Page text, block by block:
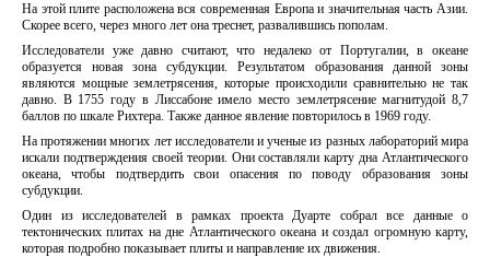
На этой плите расположена вся современная Европа и значительная часть Азии.
Скорее всего, через много лет она треснет, развалившись пополам.
Исследователи уже давно считают, что недалеко от Португалии, в океане
образуется новая зона субдукции. Результатом образования данной зоны
являются мощные землетрясения, которые происходили сравнительно не так
давно. В 1755 году в Лиссабоне имело место землетрясение магнитудой 8,7
баллов по шкале Рихтера. Также данное явление повторилось в 1969 году.
На протяжении многих лет исследователи и ученые из разных лабораторий мира
искали подтверждения своей теории. Они составляли карту дна Атлантического
океана, чтобы подтвердить свои опасения по поводу образования зоны
субдукции.
Один из исследователей в рамках проекта Дуарте собрал все данные о
тектонических плитах на дне Атлантического океана и создал огромную карту,
которая подробно показывает плиты и направление их движения.